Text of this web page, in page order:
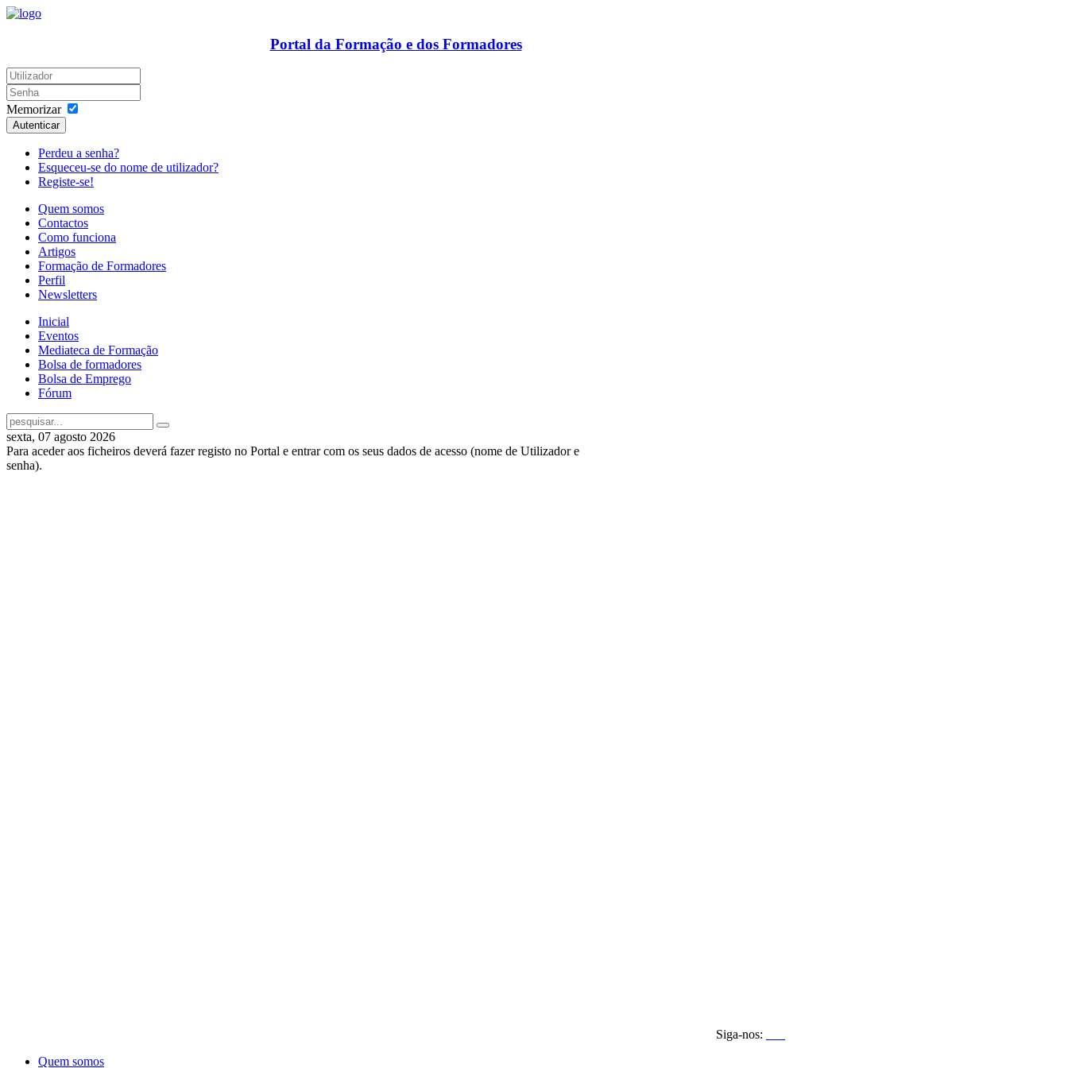
Portal da Formação e dos Formadores
Memorizar
Autenticar
Perdeu a senha?
Esqueceu-se do nome de utilizador?
Registe-se!
Quem somos
Contactos
Como funciona
Artigos
Formação de Formadores
Perfil
Newsletters
Inicial
Eventos
Mediateca de Formação
Bolsa de formadores
Bolsa de Emprego
Fórum
sexta, 07 agosto 2026
Para aceder aos ficheiros deverá fazer registo no Portal e entrar com os seus dados de acesso (nome de Utilizador e
senha).
Siga-nos:
Quem somos